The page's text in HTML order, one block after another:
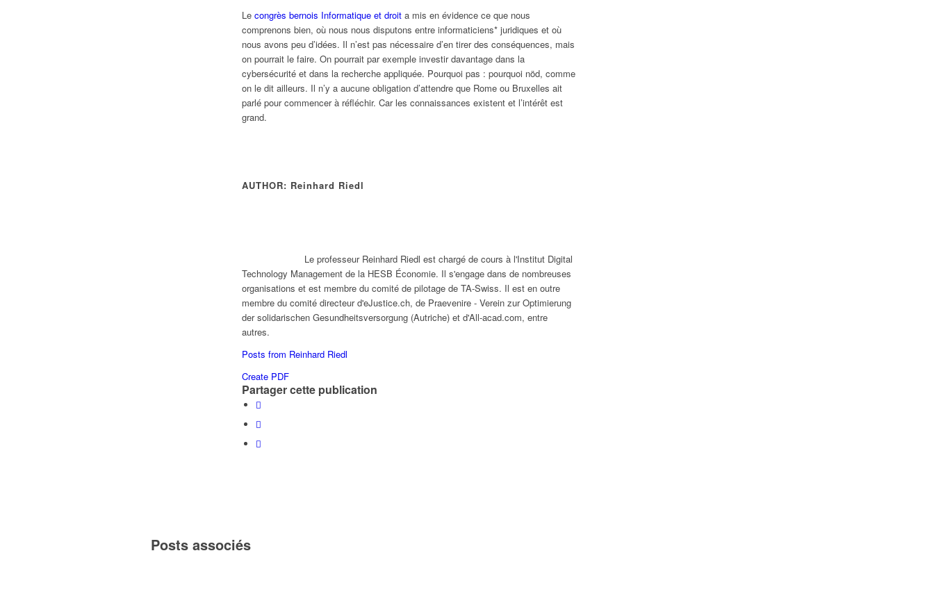
Le congrès bernois Informatique et droit a mis en évidence ce que nous
comprenons bien, où nous nous disputons entre informaticiens* juridiques et où
nous avons peu d’idées. Il n’est pas nécessaire d’en tirer des conséquences, mais
on pourrait le faire. On pourrait par exemple investir davantage dans la
cybersécurité et dans la recherche appliquée. Pourquoi pas : pourquoi nöd, comme
on le dit ailleurs. Il n’y a aucune obligation d’attendre que Rome ou Bruxelles ait
parlé pour commencer à réfléchir. Car les connaissances existent et l’intérêt est
grand.
AUTHOR: Reinhard Riedl
Le professeur Reinhard Riedl est chargé de cours à l'Institut Digital
Technology Management de la HESB Économie. Il s'engage dans de nombreuses
organisations et est membre du comité de pilotage de TA-Swiss. Il est en outre
membre du comité directeur d'eJustice.ch, de Praevenire - Verein zur Optimierung
der solidarischen Gesundheitsversorgung (Autriche) et d'All-acad.com, entre
autres.
Posts from Reinhard Riedl
Create PDF
Partager cette publication
Posts associés